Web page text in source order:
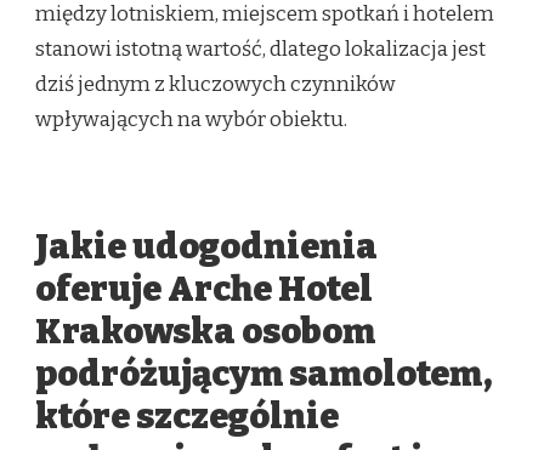
między lotniskiem, miejscem spotkań i hotelem
stanowi istotną wartość, dlatego lokalizacja jest
dziś jednym z kluczowych czynników
wpływających na wybór obiektu.
Jakie udogodnienia
oferuje Arche Hotel
Krakowska osobom
podróżującym samolotem,
które szczególnie